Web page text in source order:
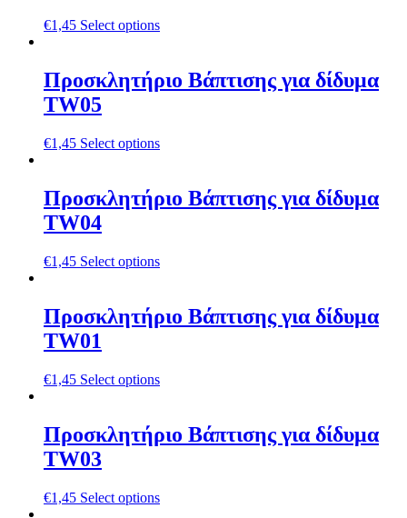
€1,45 Select options
Προσκλητήριο Βάπτισης για δίδυμα
TW05
€1,45 Select options
Προσκλητήριο Βάπτισης για δίδυμα
TW04
€1,45 Select options
Προσκλητήριο Βάπτισης για δίδυμα
TW01
€1,45 Select options
Προσκλητήριο Βάπτισης για δίδυμα
TW03
€1,45 Select options